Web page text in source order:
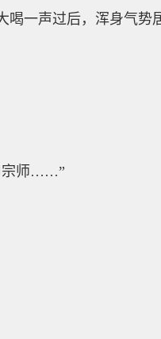
一声过后，浑身气势
宗师……”